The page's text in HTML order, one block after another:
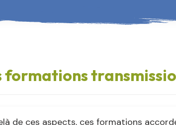
formations
de ces aspects, ces formations